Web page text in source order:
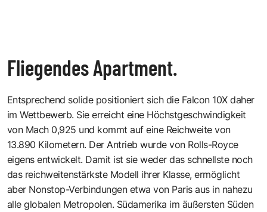
Fliegendes Apartment.
Entsprechend solide positioniert sich die Falcon 10X daher
im Wettbewerb. Sie erreicht eine Höchstgeschwindigkeit
von Mach 0,925 und kommt auf eine Reichweite von
13.890 Kilometern. Der Antrieb wurde von Rolls-Royce
eigens entwickelt. Damit ist sie weder das schnellste noch
das reichweitenstärkste Modell ihrer Klasse, ermöglicht
aber Nonstop-Verbindungen etwa von Paris aus in nahezu
alle globalen Metropolen. Südamerika im äußersten Süden